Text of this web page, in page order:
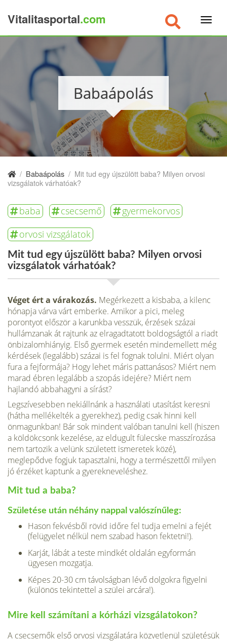
Vitalitasportal.com
Babaápolás
/ Babaápolás / Mit tud egy újszülött baba? Milyen orvosi
vizsgálatok várhatóak?
baba csecsemő
gyermekorvos
orvosi vizsgálatok
Mit tud egy újszülött baba? Milyen orvosi
vizsgálatok várhatóak?
Véget ért a várakozás. Megérkezett a kis­baba, a kilenc
hónapja várva várt ember­ke. Amikor a pici, meleg
porontyot elő­ször a karunkba vesszük, érzések százai
hullámzanak át rajtunk az elragadtatott boldogságtól a riadt
önbizalomhiányig. Első gyermek esetén mindemellett még
kérdések (legalább) százai is fel fognak to­lulni. Miért olyan
fura a fejformája? Hogy lehet máris pattanásos? Miért nem
ma­rad ébren legalább a szopás idejére? Miért nem
hajlandó abbahagyni a sírást?
Legszívesebben nekiállnánk a hasz­nálati utasítást keresni
(hátha mellékel­ték a gyerekhez), pedig csak hinni kell
önmagunkban! Bár sok mindent való­ban tanulni kell (hiszen
a köldökcsonk kezelése, az eldugult fülecske masszíro­zása
nem tartozik a velünk született is­meretek közé),
meglepődve fogjuk ta­pasztalni, hogy a természettől milyen
jó érzéket kaptunk a gyerekneveléshez.
Mit tud a baba?
Születése után néhány nappal valószínűleg:
Hason fekvésből rövid időre fel tudja emelni a fejét
(felügyelet nélkül nem sza­bad hason fektetni!).
Karját, lábát a teste mindkét oldalán egyformán
ügyesen mozgatja.
Képes 20-30 cm távolságban lévő dol­gokra figyelni
(különös tekintettel a szü­lei arcára!).
Mire kell számítani a kórházi vizsgálatokon?
A csecsemők első orvosi vizsgálatára köz­vetlenül születésük
×